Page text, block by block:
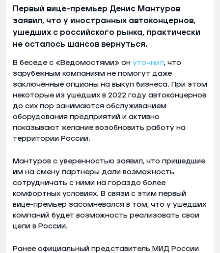
Первый вице-премьер Денис Мантуров
заявил, что у иностранных автоконцернов,
ушедших с российского рынка, практически
не осталось шансов вернуться.
В беседе с «Ведомостями» он уточнил, что
зарубежным компаниям не помогут даже
заключенные опционы на выкуп бизнеса. При этом
некоторые из ушедших в 2022 году автоконцернов
до сих пор занимаются обслуживанием
оборудования предприятий и активно
показывают желание возобновить работу на
территории России.
Мантуров с уверенностью заявил, что пришедшие
им на смену партнеры дали возможность
сотрудничать с ними на гораздо более
комфортных условиях. В связи с этим первый
вице-премьер засомневался в том, что у ушедших
компаний будет возможность реализовать свои
цели в России.
Ранее официальный представитель МИД России